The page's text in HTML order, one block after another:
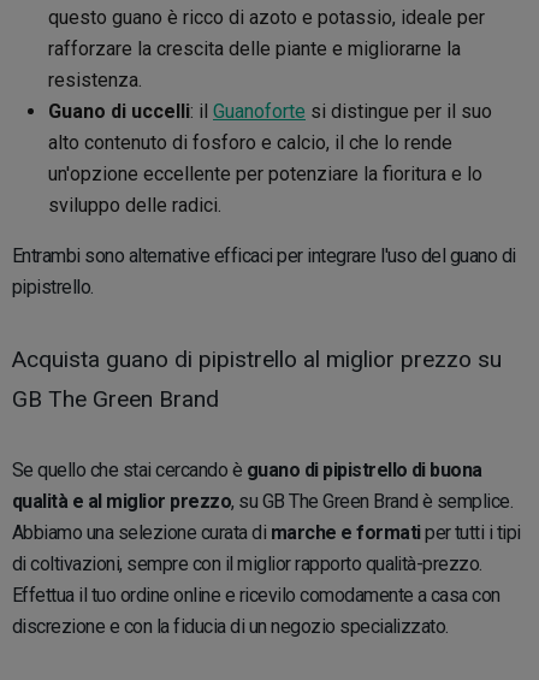
questo guano è ricco di azoto e potassio, ideale per
rafforzare la crescita delle piante e migliorarne la
resistenza.
Guano di uccelli: il Guanoforte si distingue per il suo
alto contenuto di fosforo e calcio, il che lo rende
un'opzione eccellente per potenziare la fioritura e lo
sviluppo delle radici.
Entrambi sono alternative efficaci per integrare l'uso del guano di
pipistrello.
Acquista guano di pipistrello al miglior prezzo su
GB The Green Brand
Se quello che stai cercando è guano di pipistrello di buona
qualità e al miglior prezzo, su GB The Green Brand è semplice.
Abbiamo una selezione curata di marche e formatiper tutti i tipi
di coltivazioni, sempre con il miglior rapporto qualità-prezzo.
Effettua il tuo ordine online e ricevilo comodamente a casa con
discrezione e con la fiducia di un negozio specializzato.